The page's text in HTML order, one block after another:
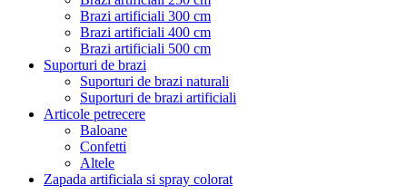
Brazi artificiali 300 cm
Brazi artificiali 400 cm
Brazi artificiali 500 cm
Suporturi de brazi
Suporturi de brazi naturali
Suporturi de brazi artificiali
Articole petrecere
Baloane
Confetti
Altele
Zapada artificiala si spray colorat